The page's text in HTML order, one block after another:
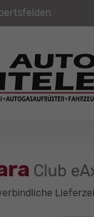
Club